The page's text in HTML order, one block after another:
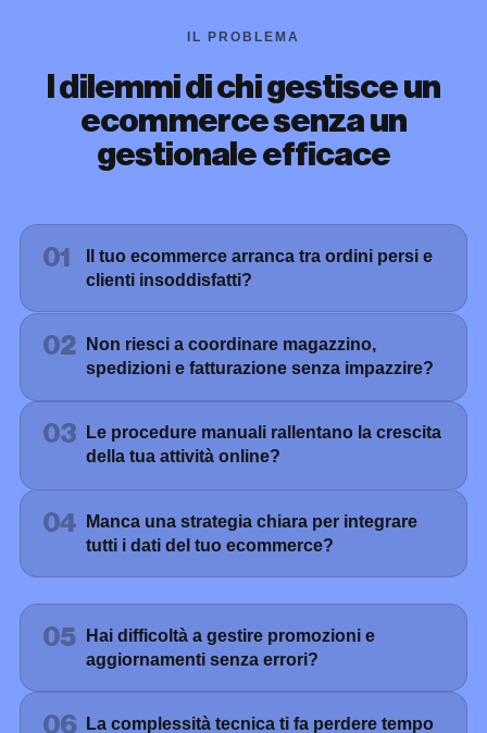
IL PROBLEMA
I dilemmi di chi gestisce un
ecommerce senza un
gestionale efficace
01
Il tuo ecommerce arranca tra ordini persi e
clienti insoddisfatti?
02
Non riesci a coordinare magazzino,
spedizioni e fatturazione senza impazzire?
03
Le procedure manuali rallentano la crescita
della tua attività online?
04
Manca una strategia chiara per integrare
tutti i dati del tuo ecommerce?
05
Hai difficoltà a gestire promozioni e
aggiornamenti senza errori?
06
La complessità tecnica ti fa perdere tempo